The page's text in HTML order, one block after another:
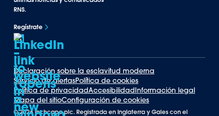
RNS.
Regístrate
Declaración sobre la esclavitud moderna
Servicio de alertasPolítica de cookies
Política de privacidadAccesibilidadInformación legal
Mapa del sitioConfiguración de cookies
©2026 Inchcape plc. Registrada en Inglaterra y Gales con el